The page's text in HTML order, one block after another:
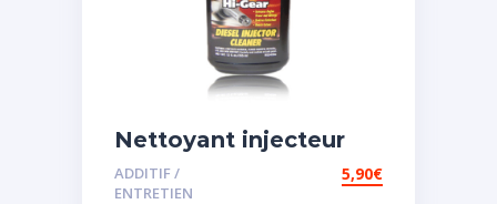
Nettoyant injecteur
diesel
ADDITIF /
ENTRETIEN
5,90€